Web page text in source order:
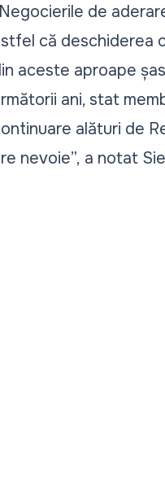
de
că deschiderea
aceste aproape
ani, stat
alături de
nevoie”, a notat